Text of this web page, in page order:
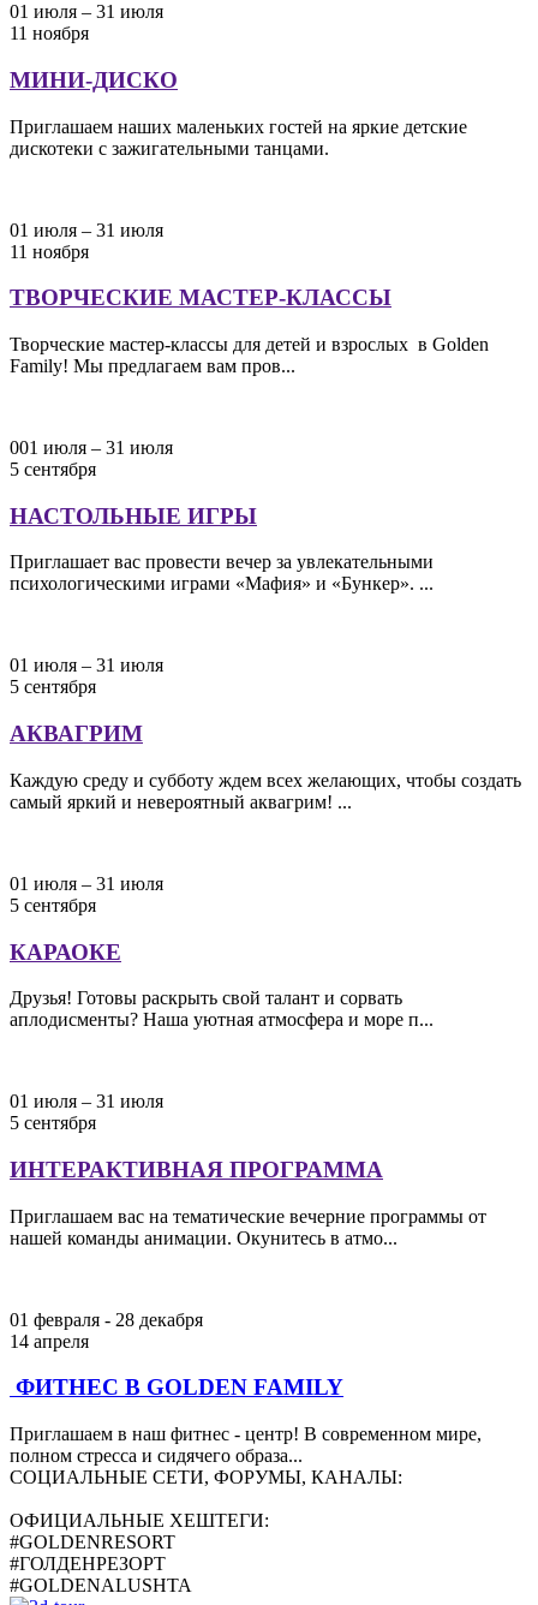
01 июля – 31 июля
11 ноября
МИНИ-ДИСКО
Приглашаем наших маленьких гостей на яркие детские
дискотеки с зажигательными танцами.
01 июля – 31 июля
11 ноября
ТВОРЧЕСКИЕ МАСТЕР-КЛАССЫ
Творческие мастер-классы для детей и взрослых в Golden
Family! Мы предлагаем вам пров...
001 июля – 31 июля
5 сентября
НАСТОЛЬНЫЕ ИГРЫ
Приглашает вас провести вечер за увлекательными
психологическими играми «Мафия» и «Бункер». ...
01 июля – 31 июля
5 сентября
АКВАГРИМ
Каждую среду и субботу ждем всех желающих, чтобы создать
самый яркий и невероятный аквагрим! ...
01 июля – 31 июля
5 сентября
КАРАОКЕ
Друзья! Готовы раскрыть свой талант и сорвать
аплодисменты? Наша уютная атмосфера и море п...
01 июля – 31 июля
5 сентября
ИНТЕРАКТИВНАЯ ПРОГРАММА
Приглашаем вас на тематические вечерние программы от
нашей команды анимации. Окунитесь в атмо...
01 февраля - 28 декабря
14 апреля
ФИТНЕС В GOLDEN FAMILY
Приглашаем в наш фитнес - центр! В современном мире,
полном стресса и сидячего образа...
СОЦИАЛЬНЫЕ СЕТИ, ФОРУМЫ, КАНАЛЫ:
ОФИЦИАЛЬНЫЕ ХЕШТЕГИ:
#GOLDENRESORT
#ГОЛДЕНРЕЗОРТ
#GOLDENALUSHTA